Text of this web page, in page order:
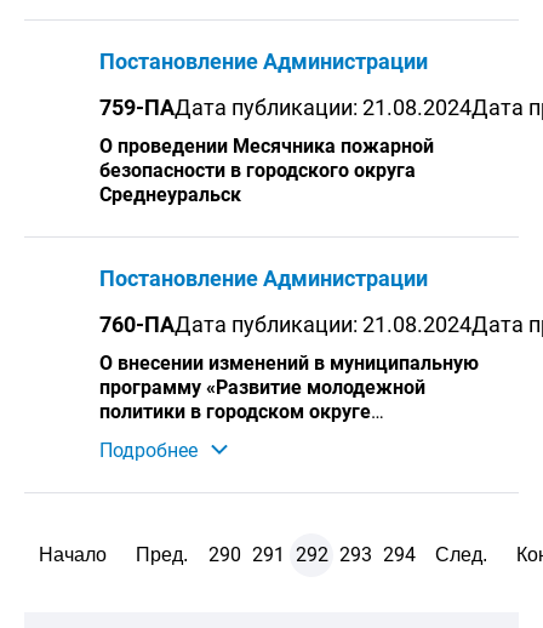
Постановление Администрации
759-ПАДата публикации: 21.08.2024Дата
О проведении Месячника пожарной
безопасности в городского округа
Среднеуральск
Постановление Администрации
760-ПАДата публикации: 21.08.2024Дата
О внесении изменений в муниципальную
программу «Развитие молодежной
политики в городском округе
утверждённую постановлением
Подробнее
Начало Пред. 290 291 292 293 294 След.